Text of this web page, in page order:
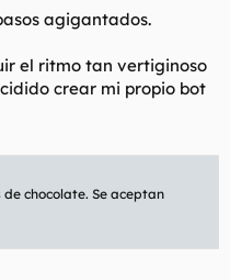
agigantados.
el ritmo tan vertiginoso
crear mi propio bot
chocolate. Se aceptan